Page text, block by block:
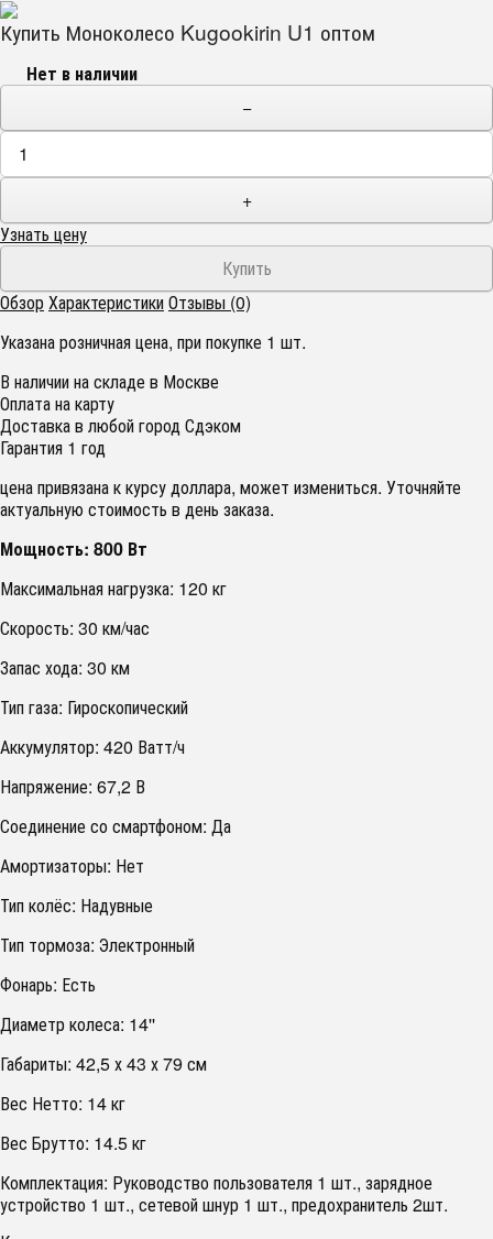
Купить Моноколесо Kugookirin U1 оптом
Нет в наличии
−
+
Узнать цену
ОбзорХарактеристикиОтзывы (0)
Указана розничная цена, при покупке 1 шт.
В наличии на складе в Москве
Оплата на карту
Доставка в любой город Сдэком
Гарантия 1 год
цена привязана к курсу доллара, может измениться. Уточняйте
актуальную стоимость в день заказа.
Мощность: 800 Вт
Максимальная нагрузка: 120 кг
Скорость: 30 км/час
Запас хода: 30 км
Тип газа: Гироскопический
Аккумулятор: 420 Ватт/ч
Напряжение: 67,2 В
Соединение со смартфоном: Да
Амортизаторы: Нет
Тип колёс: Надувные
Тип тормоза: Электронный
Фонарь: Есть
Диаметр колеса: 14''
Габариты: 42,5 х 43 х 79 см
Вес Нетто: 14 кг
Вес Брутто: 14.5 кг
Комплектация: Руководство пользователя 1 шт., зарядное
устройство 1 шт., сетевой шнур 1 шт., предохранитель 2шт.